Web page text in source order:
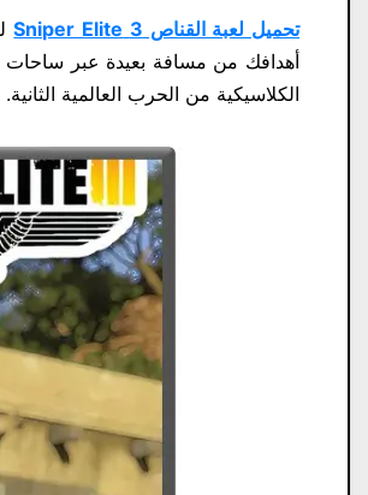
تحميل لعبة القناص 3 Sniper Elite
أهدافك من مسافة بعيدة عبر
الكلاسيكية من الحرب العالمية الثانية.